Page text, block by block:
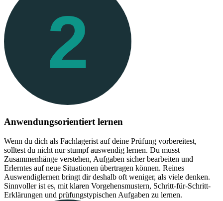
2
Anwendungsorientiert lernen
Wenn du dich als Fachlagerist auf deine Prüfung vorbereitest,
solltest du nicht nur stumpf auswendig lernen. Du musst
Zusammenhänge verstehen, Aufgaben sicher bearbeiten und
Erlerntes auf neue Situationen übertragen können. Reines
Auswendiglernen bringt dir deshalb oft weniger, als viele denken.
Sinnvoller ist es, mit klaren Vorgehensmustern, Schritt-für-Schritt-
Erklärungen und prüfungstypischen Aufgaben zu lernen.